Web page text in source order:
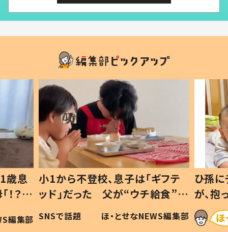
歳息
？」
編集部
小1から不登校、息子は「ギフテ
ッド」だった 父が“ウチ給食”を
作り続ける理由とは #令和の親
#令和の子
SNSで話題 ほ・とせなNEWS編集部
ひ孫
が、
「涙が
い」